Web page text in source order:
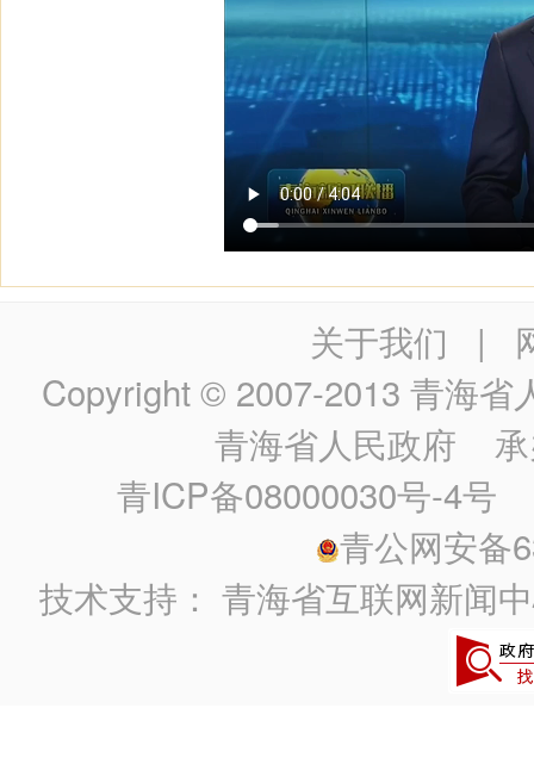
关于我们 |
Copyright © 2007-2013 青海省
青海省人民政府 承
青ICP备08000030号-4号
青公网安备
技术支持：青海省互联网新闻